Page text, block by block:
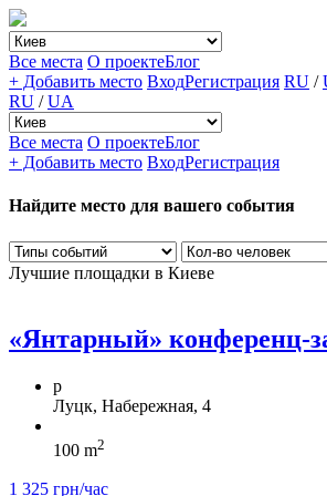
Все места О проектеБлог
+ Добавить место ВходРегистрация RU /
RU /UA
Все места О проектеБлог
+ Добавить место ВходРегистрация
Найдите место для вашего события
Лучшие площадки в Киеве
«Янтарный» конференц-
p
Луцк, Набережная, 4
100 m2
1 325 грн/час